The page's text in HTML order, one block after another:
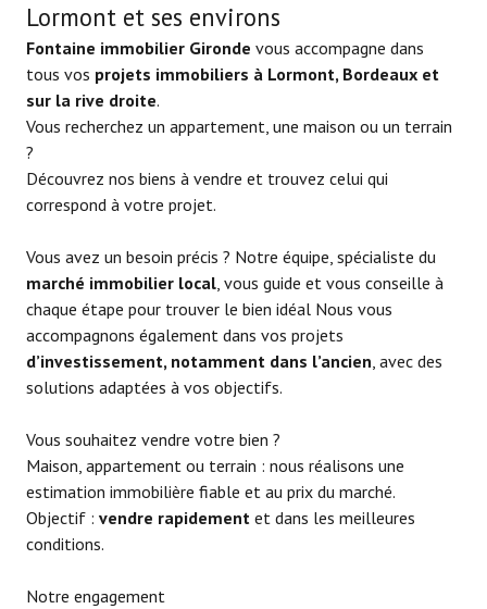
Lormont et ses environs
Fontaine immobilier Gironde vous accompagne dans
tous vos projets immobiliers à Lormont, Bordeaux et
sur la rive droite.
Vous recherchez un appartement, une maison ou un terrain
?
Découvrez nos biens à vendre et trouvez celui qui
correspond à votre projet.
Vous avez un besoin précis ? Notre équipe, spécialiste du
marché immobilier local, vous guide et vous conseille à
chaque étape pour trouver le bien idéal Nous vous
accompagnons également dans vos projets
d’investissement, notamment dans l’ancien, avec des
solutions adaptées à vos objectifs.
Vous souhaitez vendre votre bien ?
Maison, appartement ou terrain : nous réalisons une
estimation immobilière fiable et au prix du marché.
Objectif : vendre rapidement et dans les meilleures
conditions.
Notre engagement